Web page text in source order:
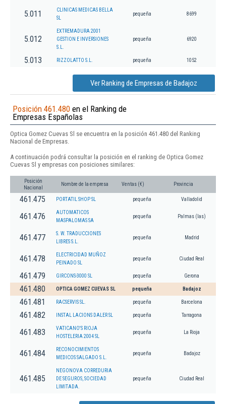
5.011
CLINICAS MEDICAS BELLA
SL
pequeña 8699
5.012
EXTREMADURA 2001
GESTION E INVERSIONES
S.L.
pequeña 6920
5.013 RIZZOLATTO S.L. pequeña 1052
Ver Ranking de Empresas de Badajoz
Posición 461.480 en el Ranking de
Empresas Españolas
Optica Gomez Cuevas Sl se encuentra en la posición 461.480 del Ranking
Nacional de Empresas.
A continuación podrá consultar la posición en el ranking de Optica Gomez
Cuevas Sl y empresas con posiciones similares:
Posición
Nacional
Nombre de la empresa Ventas (€) Provincia
461.475 PORTATIL SHOP SL pequeña Valladolid
461.476
AUTOMATICOS
MASPALOMAS SA
pequeña Palmas (las)
461.477
S. W. TRADUCCIONES
LIBRES S.L.
pequeña Madrid
461.478
ELECTRICIDAD MUÑOZ
PEINADO SL
pequeña Ciudad Real
461.479 GIRCONS-3000 SL pequeña Gerona
461.480 OPTICA GOMEZ CUEVAS SL pequeña Badajoz
461.481 RACSERVIS SL. pequeña Barcelona
461.482 INSTAL LACIONS DALER SL pequeña Tarragona
461.483
VATICANO'S RIOJA
HOSTELERIA 2004 SL
pequeña La Rioja
461.484
RECONOCIMIENTOS
MEDICOS SALGADO S.L.
pequeña Badajoz
461.485
NEGONOVA CORREDURIA
DE SEGUROS, SOCIEDAD
LIMITADA.
pequeña Ciudad Real